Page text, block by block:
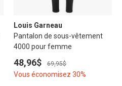
Louis Garneau
Pantalon de sous-vêtement
4000 pour femme
48,96$ 69,95$
Vous économisez 30%